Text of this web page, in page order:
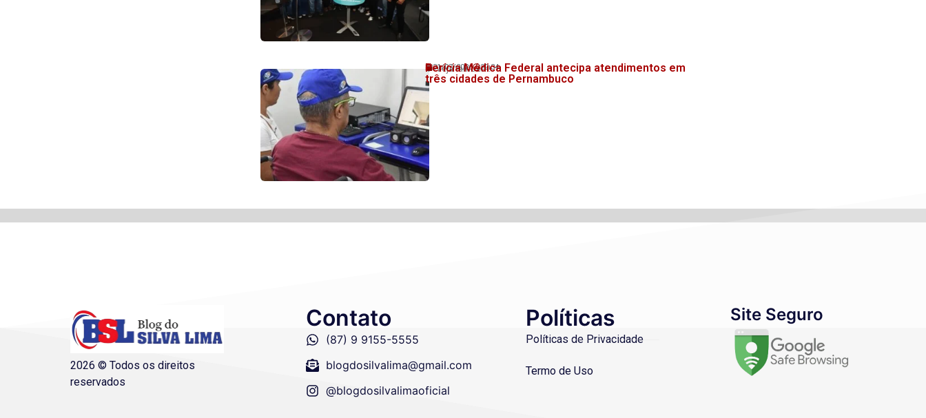
💬 Veja também!
31/07/2026 20:34
Perícia Médica Federal antecipa atendimentos em
três cidades de Pernambuco
2026 © Todos os direitos
reservados
Contato
(87) 9 9155-5555
blogdosilvalima@gmail.com
@blogdosilvalimaoficial
Políticas
Políticas de Privacidade
Termo de Uso
Site Seguro